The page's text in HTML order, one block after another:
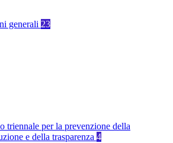
generali 23
triennale per la prevenzione della
e della trasparenza 4